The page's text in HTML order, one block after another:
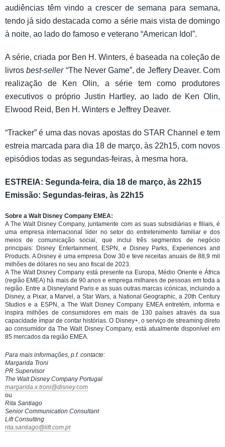
audiências têm vindo a crescer de semana para semana,
tendo já sido destacada como a série mais vista de domingo
à noite, ao lado do famoso e veterano “American Idol”.
A série, criada por Ben H. Winters, é baseada na coleção de
livrosbest-seller“The Never Game”, de Jeffery Deaver. Com
realização de Ken Olin, a série tem como produtores
executivos o próprio Justin Hartley, ao lado de Ken Olin,
Elwood Reid, Ben H. Winters e Jeffrey Deaver.
“Tracker” é uma das novas apostas do STAR Channel e tem
estreia marcada para dia 18 de março, às 22h15, com novos
episódios todas as segundas-feiras, à mesma hora.
ESTREIA: Segunda-feira, dia 18 de março, às 22h15
Emissão: Segundas-feiras, às 22h15
Sobre a Walt Disney Company EMEA:
A The Walt Disney Company, juntamente com as suas subsidiárias e filiais, é
uma empresa internacional líder no setor do entretenimento familiar e dos
meios de comunicação social, que inclui três segmentos de negócio
principais: Disney Entertainment, ESPN, e Disney Parks, Experiences and
Products. A Disney é uma empresa Dow 30 e teve receitas anuais de 88,9 mil
milhões de dólares no seu ano fiscal de 2023.
A The Walt Disney Company está presente na Europa, Médio Oriente e África
(região EMEA) há mais de 90 anos e emprega milhares de pessoas em toda a
região. Entre a Disneyland Paris e as suas outras marcas icónicas, incluindo a
Disney, a Pixar, a Marvel, a Star Wars, a National Geographic, a 20th Century
Studios e a ESPN, a The Walt Disney Company EMEA entretém, informa e
inspira milhões de consumidores em mais de 130 países através da sua
capacidade ímpar de contar histórias. O Disney+, o serviço de streaming direto
ao consumidor da The Walt Disney Company, está atualmente disponível em
85 mercados da região EMEA.
Para mais informações, p.f. contacte:
Margarida Troni
PR Supervisor
The Walt Disney Company Portugal
margarida.x.troni@disney.com
ou
Rita Santiago
Senior Communication Consultant
Lift Consulting
rita.santiago@lift.com.pt